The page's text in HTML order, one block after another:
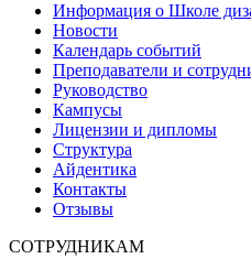
Информация о Школе
Новости
Календарь событий
Преподаватели и
Руководство
Кампусы
Лицензии и дипломы
Структура
Айдентика
Контакты
Отзывы
СОТРУДНИКАМ